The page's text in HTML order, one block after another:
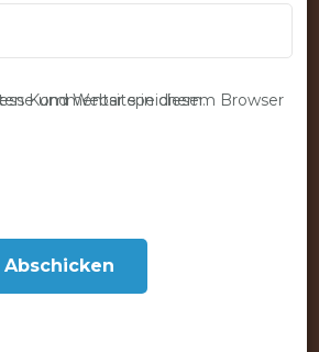
Browser für meinen nächsten Kommentar speichern.